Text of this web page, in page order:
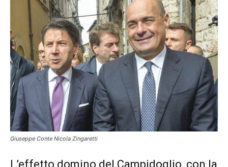
Giuseppe Conte Nicola Zingaretti
L’effetto domino del Campidoglio, con la